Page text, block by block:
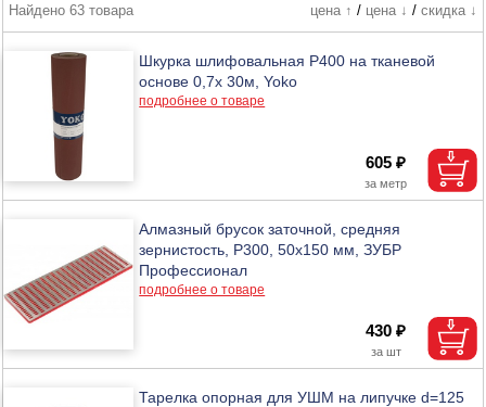
Найдено 63 товара
цена ↑ / цена ↓ / скидка ↓
Шкурка шлифовальная Р400 на тканевой
основе 0,7х 30м, Yoko
подробнее о товаре
605 ₽
Алмазный брусок заточной, средняя
зернистость, P300, 50х150 мм, ЗУБР
Профессионал
подробнее о товаре
430 ₽
Тарелка опорная для УШМ на липучке d=125